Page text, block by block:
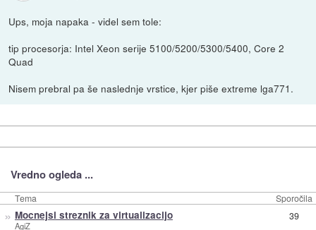
Ups, moja napaka - videl sem tole:
tip procesorja: Intel Xeon serije 5100/5200/5300/5400, Core 2
Quad
Nisem prebral pa še naslednje vrstice, kjer piše extreme lga771.
Vredno ogleda ...
Tema Sporočila
» Mocnejsi streznik za virtualizacijo
AgiZ
39